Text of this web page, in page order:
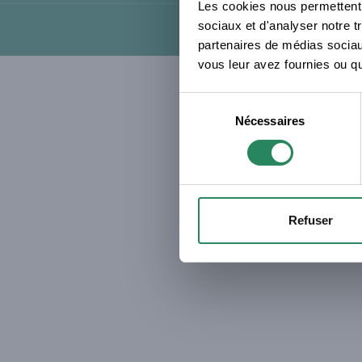
Les cookies nous
sociaux et d'analyser notre
partenaires de médias
vous leur avez fournies ou
consentement
Nécessaires
Refuser